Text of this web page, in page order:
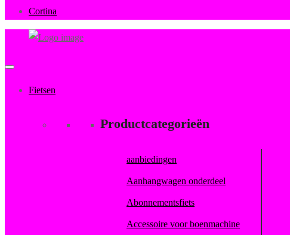
Cortina
Primary
Fietsen
Productcategorieën
aanbiedingen
Aanhangwagen onderdeel
Abonnementsfiets
Accessoire voor boenmachine